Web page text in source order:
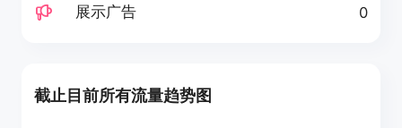
展示广告 0
截止目前所有流量趋势图